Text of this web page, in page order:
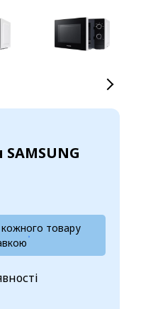
кожного товару